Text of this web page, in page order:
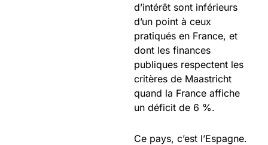
d’intérêt sont inférieurs
d’un point à ceux
pratiqués en France, et
dont les finances
publiques respectent les
critères de Maastricht
quand la France affiche
un déficit de 6 %.
Ce pays, c’est l’Espagne.